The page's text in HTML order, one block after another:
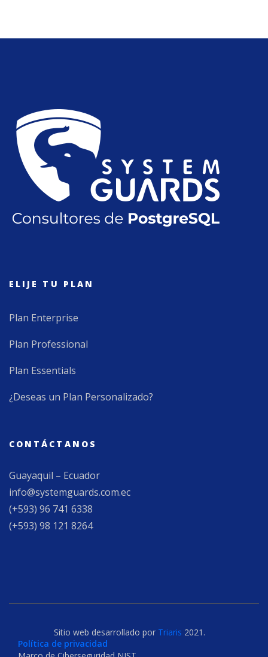
ELIJE TU PLAN
Plan Enterprise
Plan Professional
Plan Essentials
¿Deseas un Plan Personalizado?
CONTÁCTANOS
Guayaquil – Ecuador
info@systemguards.com.ec
(+593) 96 741 6338
(+593) 98 121 8264
Sitio web desarrollado por Triaris 2021.
Política de privacidad